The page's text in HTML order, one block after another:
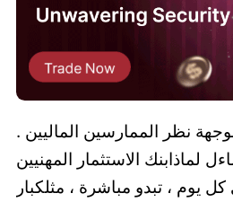
نظر الممارسين الماليين .
لماذابنك الاستثمار المهنيين
كل يوم ، تبدو مباشرة ، مثلكبار